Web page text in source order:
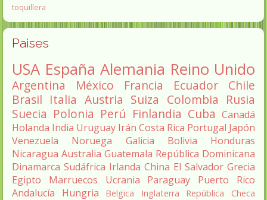
toquillera
Paises
USA España Alemania Reino Unido
Argentina México Francia Ecuador
Chile
Brasil Italia Austria Suiza Colombia Rusia
Suecia Polonia Perú Finlandia Cuba Canadá
Holanda India Uruguay Irán Costa Rica Portugal Japón
Venezuela
Noruega Galicia Bolivia
Honduras
Nicaragua Australia Guatemala República Dominicana
Dinamarca Sudáfrica Irlanda China El Salvador Grecia
Egipto
Marruecos Ucrania Paraguay
Puerto Rico
Andalucía
Hungria Belgica Inglaterra
República Checa